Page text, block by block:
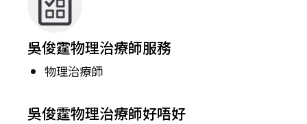
吳俊霆物理治療師服務
物理治療師
吳俊霆物理治療師好唔好